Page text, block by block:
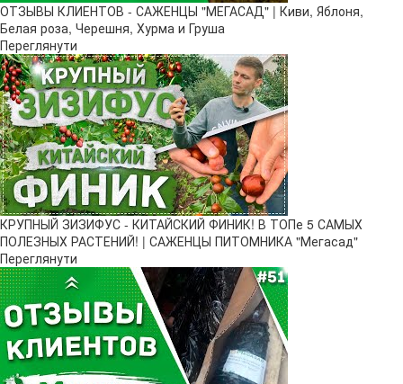
ОТЗЫВЫ КЛИЕНТОВ - САЖЕНЦЫ "МЕГАСАД" | Киви, Яблоня,
Белая роза, Черешня, Хурма и Груша
Переглянути
КРУПНЫЙ ЗИЗИФУС - КИТАЙСКИЙ ФИНИК! В ТОПе 5 САМЫХ
ПОЛЕЗНЫХ РАСТЕНИЙ! | САЖЕНЦЫ ПИТОМНИКА "Мегасад"
Переглянути